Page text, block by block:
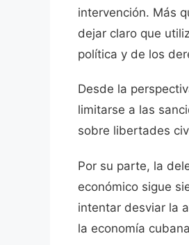
intervención. Más
dejar claro que
política y de los
Desde la
limitarse a las
sobre libertades
Por su parte, la
económico sigue
intentar desviar la
la economía